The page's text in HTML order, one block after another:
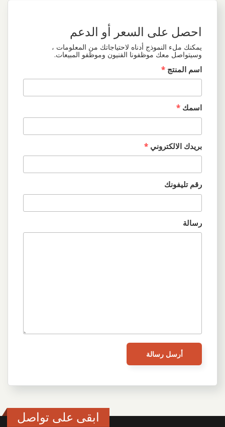
احصل على السعر أو الدعم
يمكنك ملء النموذج أدناه لاحتياجاتك من المعلومات ،
وسيتواصل معك موظفونا الفنيون وموظفو المبيعات.
اسم المنتج *
اسمك *
بريدك الالكتروني *
رقم تليفونك
رسالة
ابقى على تواصل